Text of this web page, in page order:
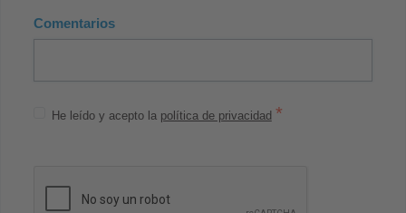
Comentarios
He leído y acepto la política de privacidad *